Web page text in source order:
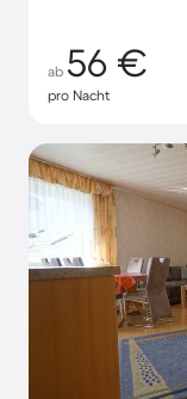
ab 56 €
pro Nacht